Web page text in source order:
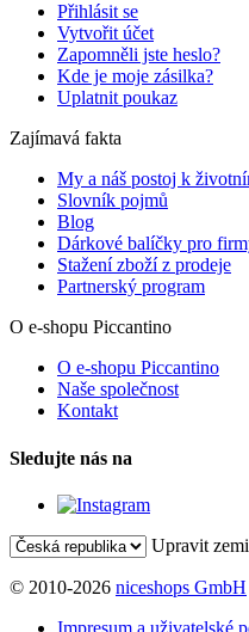
Přihlásit se
Vytvořit účet
Zapomněli jste heslo?
Kde je moje zásilka?
Uplatnit poukaz
Zajímavá fakta
My a náš postoj k
Slovník pojmů
Blog
Dárkové balíčky pro
Stažení zboží z prodeje
Partnerský program
O e-shopu Piccantino
O e-shopu Piccantino
Naše společnost
Kontakt
Sledujte nás na
Upravit
© 2010-2026 niceshops GmbH
Impresum a uživatelské